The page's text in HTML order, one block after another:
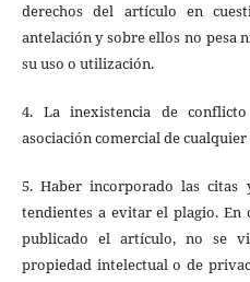
derechos del artículo en
antelación y sobre ellos no pesa
su uso o utilización.
4. La inexistencia de
asociación comercial de
5. Haber incorporado las citas
tendientes a evitar el plagio. En
publicado el artículo, no se
propiedad intelectual o de